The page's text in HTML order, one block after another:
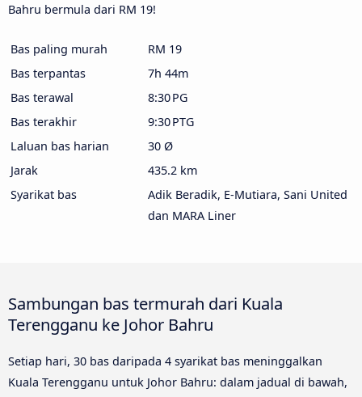
Bahru bermula dari RM 19!
Bas paling murah
RM 19
Bas terpantas
7h 44m
Bas terawal
8:30 PG
Bas terakhir
9:30 PTG
Laluan bas harian
30 Ø
Jarak
435.2 km
Syarikat bas
Adik Beradik, E-Mutiara, Sani United
dan MARA Liner
Sambungan bas termurah dari Kuala
Terengganu ke Johor Bahru
Setiap hari, 30 bas daripada 4 syarikat bas meninggalkan
Kuala Terengganu untuk Johor Bahru: dalam jadual di bawah,